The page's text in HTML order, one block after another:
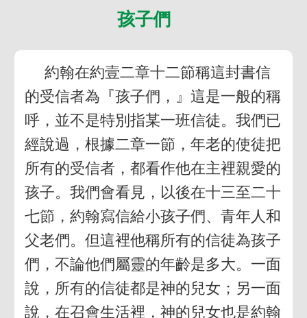
孩子們
約翰在約壹二章十二節稱這封書信
的受信者為『孩子們，』這是一般的稱
呼，並不是特別指某一班信徒。我們已
經說過，根據二章一節，年老的使徒把
所有的受信者，都看作他在主裡親愛的
孩子。我們會看見，以後在十三至二十
七節，約翰寫信給小孩子們、青年人和
父老們。但這裡他稱所有的信徒為孩子
們，不論他們屬靈的年齡是多大。一面
說，所有的信徒都是神的兒女；另一面
說，在召會生活裡，神的兒女也是約翰